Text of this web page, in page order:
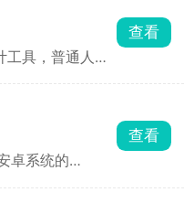
用来画画。
空间。全屏卡片
杂乱、想快速清
的用户。
工具，普通人不
图，还能随便换
看的家具图片，
用到自己方案
能直接抄作业，
查看
卓系统的
查看